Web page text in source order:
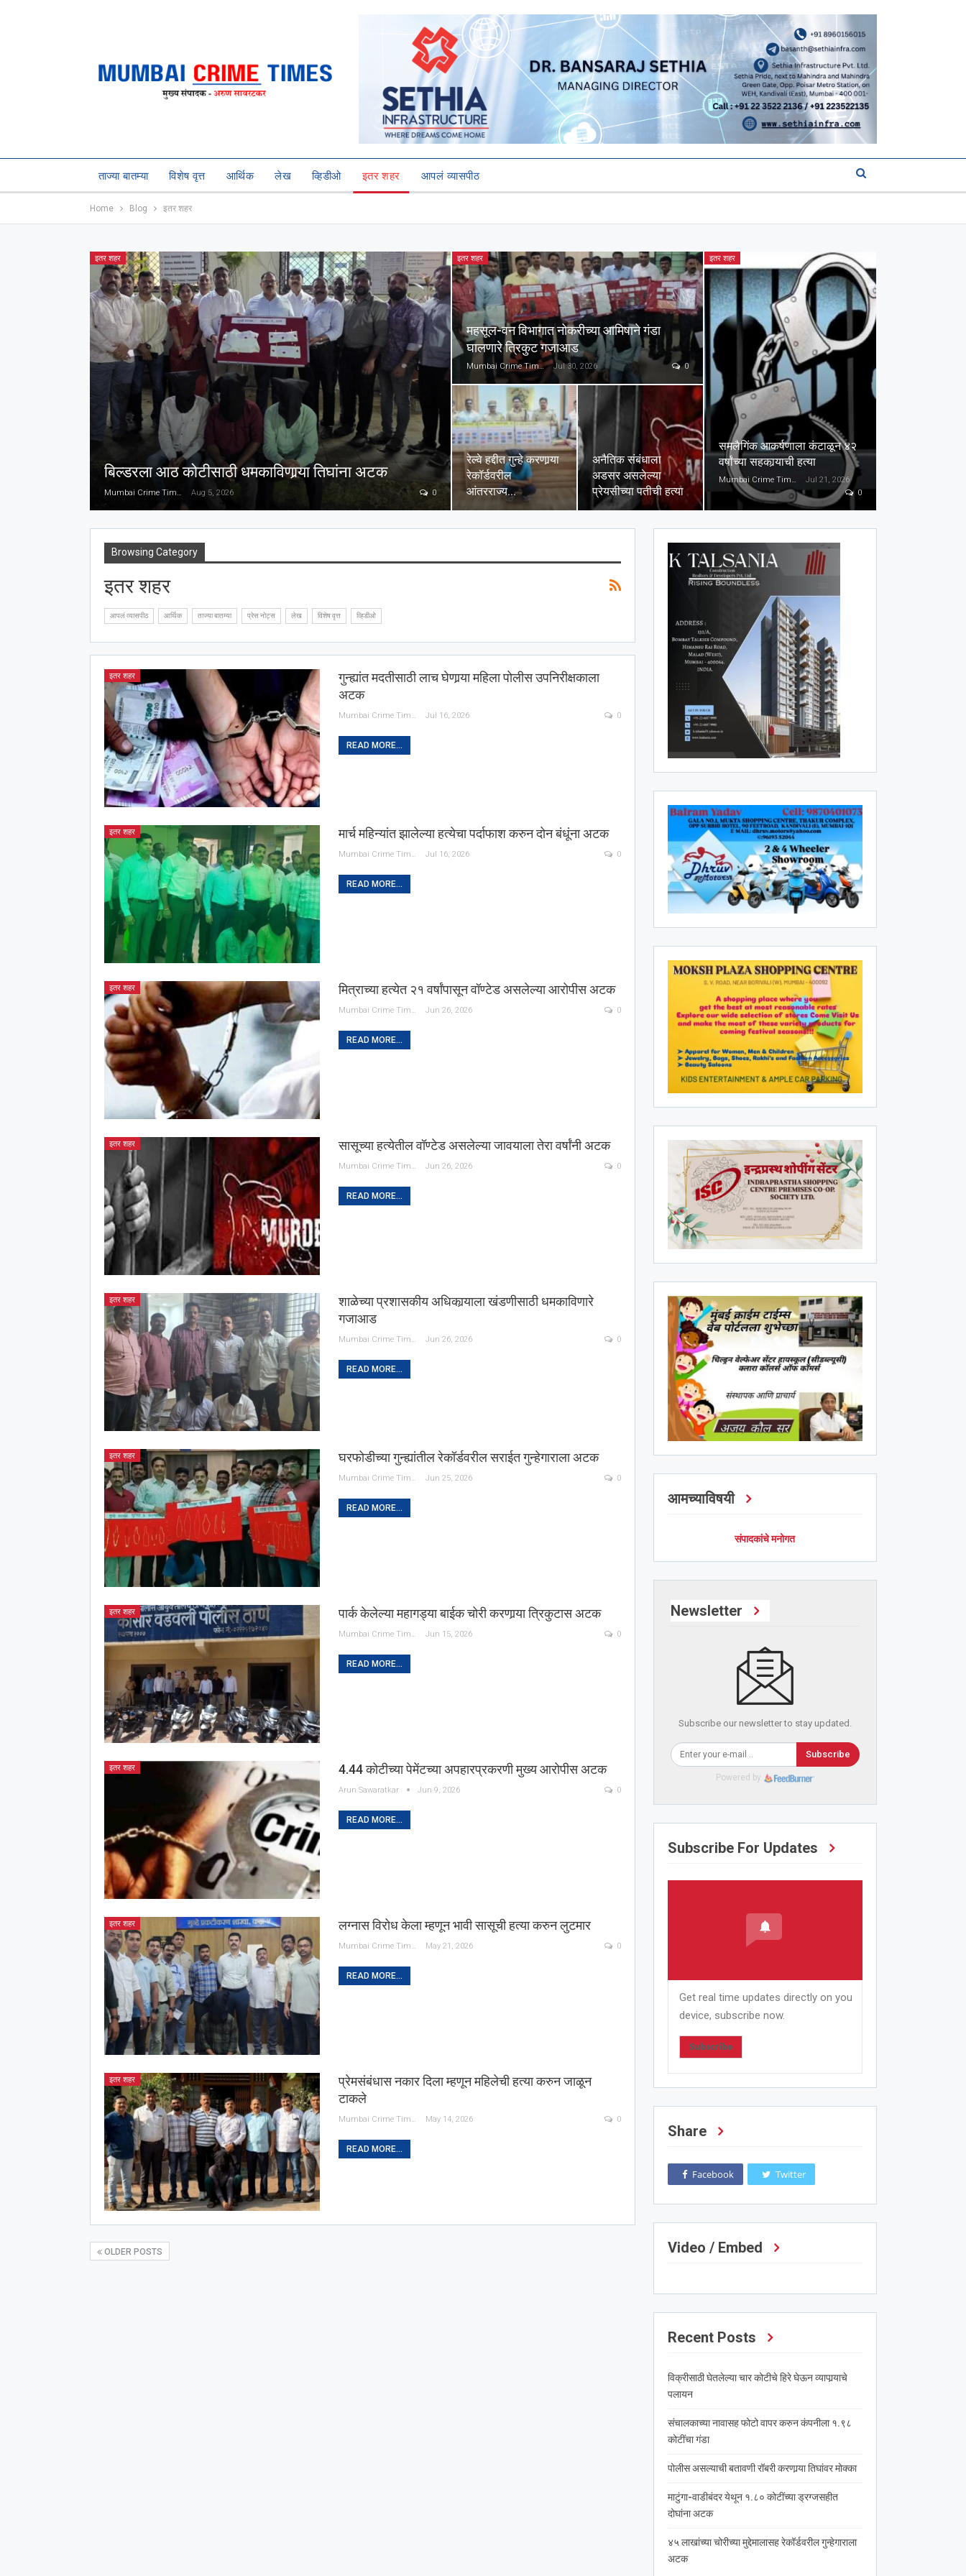
ताज्या बातम्या विशेष वृत्त आर्थिक लेख व्हिडीओ इतर शहर आपलं व्यासपीठ
Home Blog इतर शहर
इतर शहर
बिल्डरला आठ कोटीसाठी धमकाविणार्‍या तिघांना अटक
Mumbai Crime Times Aug 5, 2026 0
इतर शहर
महसूल-वन विभागात नोकरीच्या आमिषाने गंडा
घालणारे त्रिकुट गजाआड
Mumbai Crime Times Jul 30, 2026 0
रेल्वे हद्दीत गुन्हे करणार्‍या
रेकॉर्डवरील
आंतरराज्य…
अनैतिक संबंधाला
अडसर असलेल्या
प्रेयसीच्या पतीची हत्या
इतर शहर
समलैगिंक आकर्षणाला कंटाळून ४२
वर्षांच्या सहकार्‍याची हत्या
Mumbai Crime Times
Jul 21, 2026
0
Browsing Category
इतर शहर
आपलं व्यासपीठ आर्थिक ताज्या बातम्या प्रेस नोट्स लेख विशेष वृत्त व्हिडीओ
इतर शहर
गुन्ह्यांत मदतीसाठी लाच घेणार्‍या महिला पोलीस उपनिरीक्षकाला
अटक
Mumbai Crime Times Jul 16, 2026 0
READ MORE...
इतर शहर मार्च महिन्यांत झालेल्या हत्येचा पर्दाफाश करुन दोन बंधूंना अटक
Mumbai Crime Times Jul 16, 2026 0
READ MORE...
इतर शहर मित्राच्या हत्येत २१ वर्षांपासून वॉण्टेड असलेल्या आरोपीस अटक
Mumbai Crime Times Jun 26, 2026 0
READ MORE...
इतर शहर सासूच्या हत्येतील वॉण्टेड असलेल्या जावयाला तेरा वर्षांनी अटक
Mumbai Crime Times Jun 26, 2026 0
READ MORE...
इतर शहर
शाळेच्या प्रशासकीय अधिकार्‍याला खंडणीसाठी धमकाविणारे
गजाआड
Mumbai Crime Times Jun 26, 2026 0
READ MORE...
इतर शहर घरफोडीच्या गुन्ह्यांतील रेकॉर्डवरील सराईत गुन्हेगाराला अटक
Mumbai Crime Times Jun 25, 2026 0
READ MORE...
इतर शहर पार्क केलेल्या महागड्या बाईक चोरी करणार्‍या त्रिकुटास अटक
Mumbai Crime Times Jun 15, 2026 0
READ MORE...
इतर शहर 4.44 कोटीच्या पेमेंटच्या अपहारप्रकरणी मुख्य आरोपीस अटक
Arun Sawaratkar Jun 9, 2026 0
READ MORE...
इतर शहर लग्नास विरोध केला म्हणून भावी सासूची हत्या करुन लुटमार
Mumbai Crime Times May 21, 2026 0
READ MORE...
इतर शहर
प्रेमसंबंधास नकार दिला म्हणून महिलेची हत्या करुन जाळून
टाकले
Mumbai Crime Times May 14, 2026 0
READ MORE...
OLDER POSTS
आमच्याविषयी
संपादकांचे मनोगत
Newsletter
Subscribe our newsletter to stay updated.
Subscribe
Powered by
Subscribe For Updates
Get real time updates directly on you
device, subscribe now.
Subscribe
Share
Facebook Twitter
Video / Embed
Recent Posts
विक्रीसाठी घेतलेल्या चार कोटीचे हिरे घेऊन व्यापार्‍याचे
पलायन
संचालकाच्या नावासह फोटो वापर करुन कंपनीला १.९८
कोटींचा गंडा
पोलीस असल्याची बतावणी रॉबरी करणार्‍या तिघांवर मोक्का
माटुंगा-वाडीबंदर येथून १.८० कोटींच्या ड्रग्जसहीत
दोघांना अटक
४५ लाखांच्या चोरीच्या मुद्देमालासह रेकॉर्डवरील गुन्हेगाराला
अटक